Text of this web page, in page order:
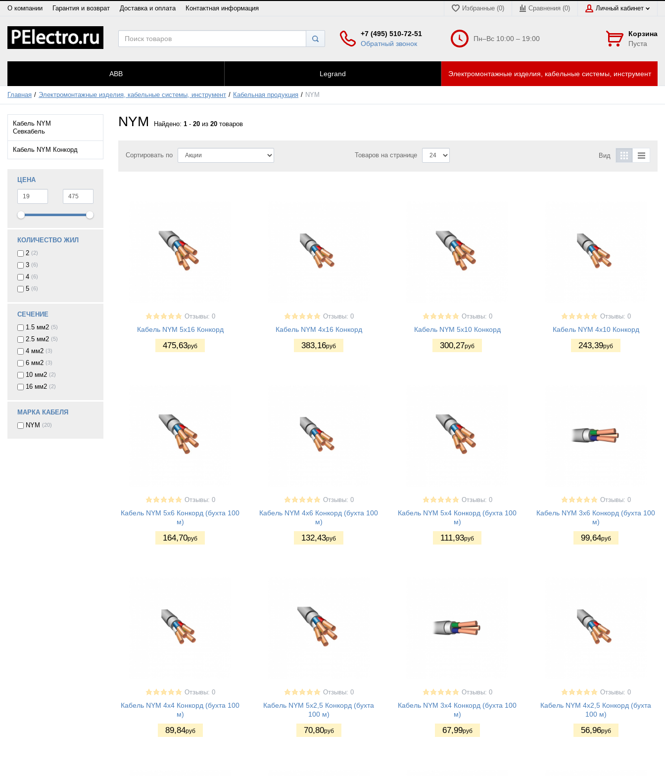
О компании Гарантия и возврат Доставка и оплата Контактная информация Избранные (0) Сравнения (0) Личный кабинет
+7 (495) 510-72-51
Обратный звонок
Пн–Вс 10:00 – 19:00
Корзина
Пуста
ABB Legrand Электромонтажные изделия, кабельные системы, инструмент
Главная Электромонтажные изделия, кабельные системы, инструмент Кабельная продукция NYM
Кабель NYM
Севкабель
Кабель NYM Конкорд
ЦЕНА
КОЛИЧЕСТВО ЖИЛ
2 (2)
3 (6)
4 (6)
5 (6)
СЕЧЕНИЕ
1.5 мм2 (5)
2.5 мм2 (5)
4 мм2 (3)
6 мм2 (3)
10 мм2 (2)
16 мм2 (2)
МАРКА КАБЕЛЯ
NYM (20)
NYM Найдено: 1 - 20 из 20 товаров
Сортировать по Товаров на странице Вид
Отзывы: 0
Кабель NYM 5x16 Конкорд
475,63руб
Отзывы: 0
Кабель NYM 4x16 Конкорд
383,16руб
Отзывы: 0
Кабель NYM 5x10 Конкорд
300,27руб
Отзывы: 0
Кабель NYM 4x10 Конкорд
243,39руб
Отзывы: 0
Кабель NYM 5x6 Конкорд (бухта 100
м)
164,70руб
Отзывы: 0
Кабель NYM 4x6 Конкорд (бухта 100
м)
132,43руб
Отзывы: 0
Кабель NYM 5x4 Конкорд (бухта 100
м)
111,93руб
Отзывы: 0
Кабель NYM 3x6 Конкорд (бухта 100
м)
99,64руб
Отзывы: 0
Кабель NYM 4x4 Конкорд (бухта 100
м)
89,84руб
Отзывы: 0
Кабель NYM 5x2,5 Конкорд (бухта
100 м)
70,80руб
Отзывы: 0
Кабель NYM 3x4 Конкорд (бухта 100
м)
67,99руб
Отзывы: 0
Кабель NYM 4x2,5 Конкорд (бухта
100 м)
56,96руб